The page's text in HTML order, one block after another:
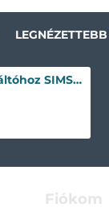
LEGNÉZETTEBB
Kapcsoló kar váltóhoz SIMSON S51 /Csőtengely/
Fiókom